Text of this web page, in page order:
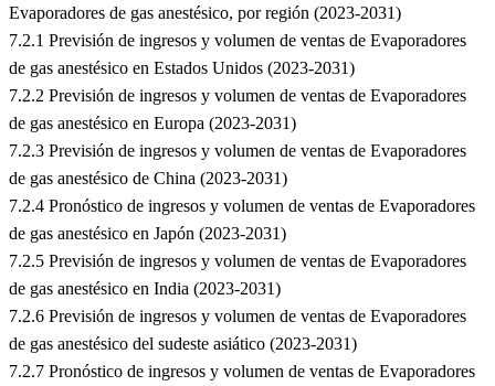
Evaporadores de gas anestésico, por región (2023-2031)
7.2.1 Previsión de ingresos y volumen de ventas de Evaporadores
de gas anestésico en Estados Unidos (2023-2031)
7.2.2 Previsión de ingresos y volumen de ventas de Evaporadores
de gas anestésico en Europa (2023-2031)
7.2.3 Previsión de ingresos y volumen de ventas de Evaporadores
de gas anestésico de China (2023-2031)
7.2.4 Pronóstico de ingresos y volumen de ventas de Evaporadores
de gas anestésico en Japón (2023-2031)
7.2.5 Previsión de ingresos y volumen de ventas de Evaporadores
de gas anestésico en India (2023-2031)
7.2.6 Previsión de ingresos y volumen de ventas de Evaporadores
de gas anestésico del sudeste asiático (2023-2031)
7.2.7 Pronóstico de ingresos y volumen de ventas de Evaporadores